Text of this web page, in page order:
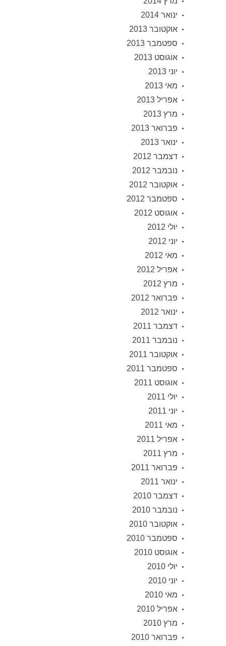
ינואר 2014
אוקטובר 2013
ספטמבר 2013
אוגוסט 2013
יוני 2013
מאי 2013
אפריל 2013
מרץ 2013
פברואר 2013
ינואר 2013
דצמבר 2012
נובמבר 2012
אוקטובר 2012
ספטמבר 2012
אוגוסט 2012
יולי 2012
יוני 2012
מאי 2012
אפריל 2012
מרץ 2012
פברואר 2012
ינואר 2012
דצמבר 2011
נובמבר 2011
אוקטובר 2011
ספטמבר 2011
אוגוסט 2011
יולי 2011
יוני 2011
מאי 2011
אפריל 2011
מרץ 2011
פברואר 2011
ינואר 2011
דצמבר 2010
נובמבר 2010
אוקטובר 2010
ספטמבר 2010
אוגוסט 2010
יולי 2010
יוני 2010
מאי 2010
אפריל 2010
מרץ 2010
פברואר 2010